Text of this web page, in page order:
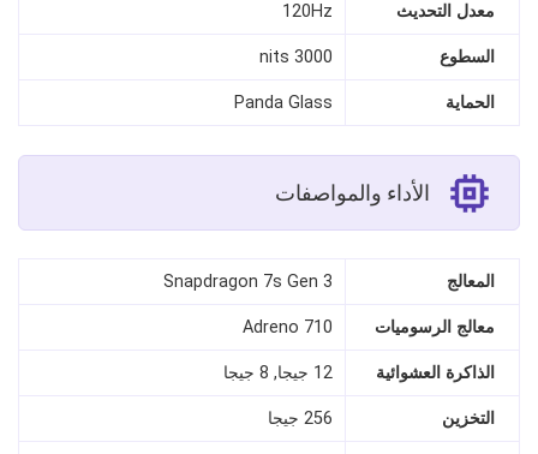
معدل التحديث 120Hz
السطوع 3000 nits
الحماية Panda Glass
الأداء والمواصفات
المعالج Snapdragon 7s Gen 3
معالج الرسوميات Adreno 710
الذاكرة العشوائية 12 جيجا, 8 جيجا
التخزين 256 جيجا